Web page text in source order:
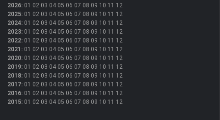
2026: 01 02 03 04 05 06 07 08 09 10 11 12
2025: 01 02 03 04 05 06 07 08 09 10 11 12
2024: 01 02 03 04 05 06 07 08 09 10 11 12
2023: 01 02 03 04 05 06 07 08 09 10 11 12
2022: 01 02 03 04 05 06 07 08 09 10 11 12
2021 : 01 02 03 04 05 06 07 08 09 10 11 12
2020: 01 02 03 04 05 06 07 08 09 10 11 12
2019: 01 02 03 04 05 06 07 08 09 10 11 12
2018: 01 02 03 04 05 06 07 08 09 10 11 12
2017: 01 02 03 04 05 06 07 08 09 10 11 12
2016: 01 02 03 04 05 06 07 08 09 10 11 12
2015: 01 02 03 04 05 06 07 08 09 10 11 12